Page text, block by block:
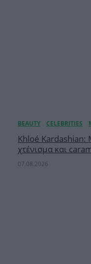
Khloé Kardashian:
χτένισμα και
07.08.2026